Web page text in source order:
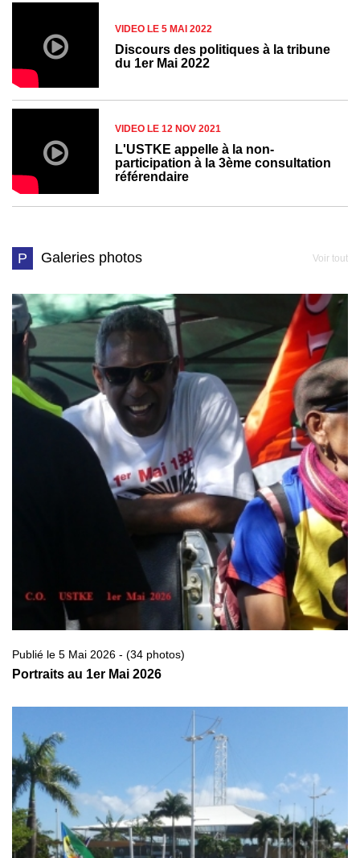
VIDEO LE 5 MAI 2022
Discours des politiques à la tribune
du 1er Mai 2022
VIDEO LE 12 NOV 2021
L'USTKE appelle à la non-
participation à la 3ème consultation
référendaire
P Galeries photos Voir tout
Publié le 5 Mai 2026 - (34 photos)
Portraits au 1er Mai 2026